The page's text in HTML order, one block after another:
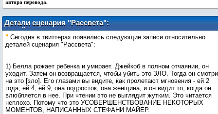
автора перевода.
Детали сценария "Рассвета":
СПОЙЛЕРЫ!!!
Сегодня в твиттерах появились следующие записи относительно
деталей сценария "Рассвета":
1) Белла рожает ребенка и умирает. Джейкоб в полном отчаянии, он
уходит. Затем он возвращается, чтобы убить это ЗЛО. Тогда он
на это [зло]. Его глазами вы видите, как пролетают мгновения - ей 2
года, ей 4, ей 9, она подросток, она женщина, и он видит то, когда он
влюбляется в нее. При чтении это не выглядит жутким. Это читается
неплохо. Потому что это УСОВЕРШЕНСТВОВАНИЕ НЕКОТОРЫХ
МОМЕНТОВ, НАПИСАННЫХ СТЕФАНИ МАЙЕР.